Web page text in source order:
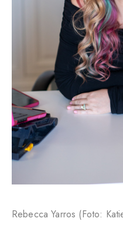
Rebecca Yarros (Foto: